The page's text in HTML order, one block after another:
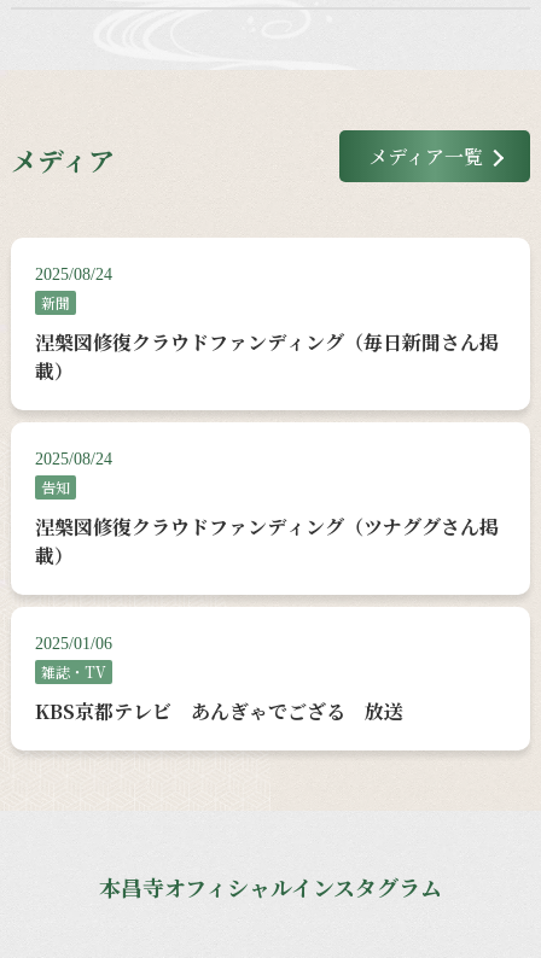
メディア メディア一覧
2025/08/24
新聞
涅槃図修復クラウドファンディング（毎日新聞さん掲
載）
2025/08/24
告知
涅槃図修復クラウドファンディング（ツナググさん掲
載）
2025/01/06
雑誌・TV
KBS京都テレビ あんぎゃでござる 放送
本昌寺オフィシャルインスタグラム